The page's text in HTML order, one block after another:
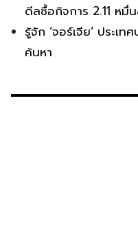
ดีลซื้อกิจการ 2.11 หมื่
รู้จัก ‘จอร์เจีย’ ประเ
ค้นหา